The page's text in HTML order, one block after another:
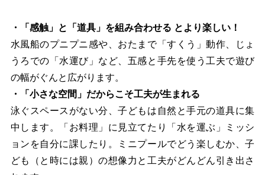
・「感触」と「道具」を組み合わせる とより楽しい！
水風船のプニプニ感や、おたまで「すくう」動作、じょ
うろでの「水運び」など、五感と手先を使う工夫で遊び
の幅がぐんと広がります。
・「小さな空間」だからこそ工夫が生まれる
泳ぐスペースがない分、子どもは自然と手元の道具に集
中します。「お料理」に見立てたり「水を運ぶ」ミッシ
ョンを自分に課したり。ミニプールでどう楽しむか、子
ども（と時には親）の想像力と工夫がどんどん引き出さ